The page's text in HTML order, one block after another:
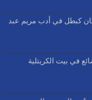
كبطل في أدب مريم عبد
في بيت الكريتلية